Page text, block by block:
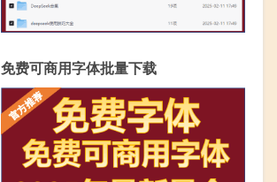
免费可商用字体批量下载